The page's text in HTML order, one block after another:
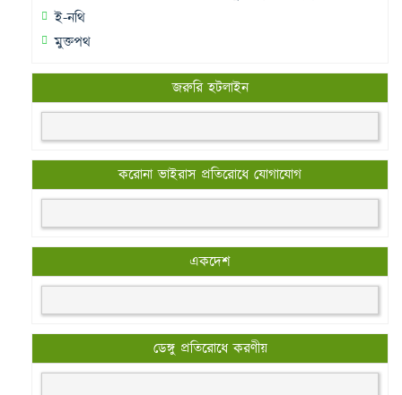
ই-নথি
মুক্তপথ
জরুরি হটলাইন
করোনা ভাইরাস প্রতিরোধে যোগাযোগ
একদেশ
ডেঙ্গু প্রতিরোধে করণীয়